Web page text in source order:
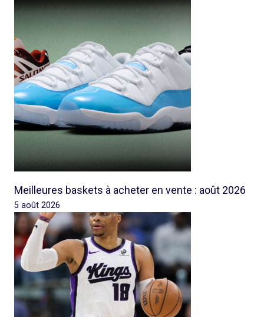
Meilleures baskets à acheter en vente : août 2026
5 août 2026